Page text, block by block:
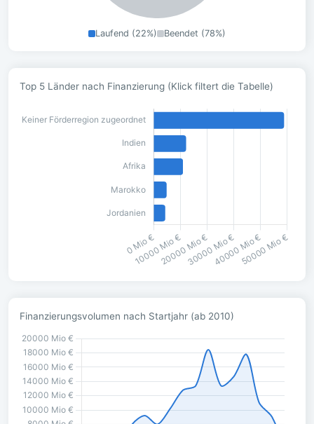
Laufend (22%) Beendet (78%)
Top 5 Länder nach Finanzierung (Klick filtert die Tabelle)
Finanzierungsvolumen nach Startjahr (ab 2010)